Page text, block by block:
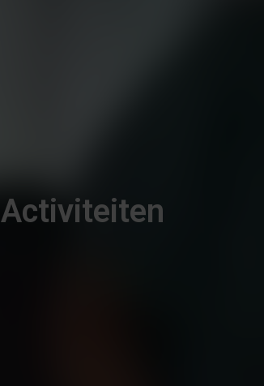
Activiteiten